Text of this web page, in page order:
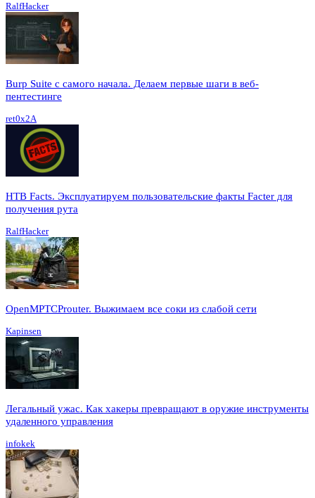
RalfHacker
Burp Suite с самого начала. Делаем первые шаги в веб-
пентестинге
ret0x2A
HTB Facts. Эксплуатируем пользовательские факты Facter для
получения рута
RalfHacker
OpenMPTCProuter. Выжимаем все соки из слабой сети
Kapinsen
Легальный ужас. Как хакеры превращают в оружие инструменты
удаленного управления
infokek